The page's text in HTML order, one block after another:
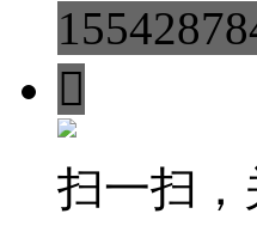

扫一扫，